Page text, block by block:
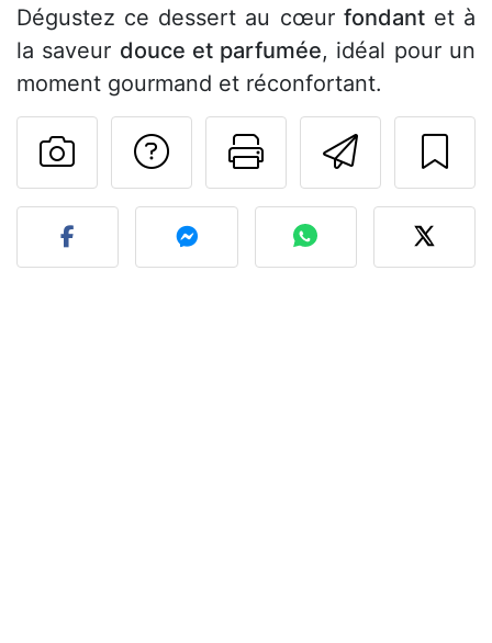
Dégustez ce dessert au cœur fondantet à
la saveur douce et parfumée, idéal pour un
moment gourmand et réconfortant.
Imprimer
Poser une
Publier votre photo de